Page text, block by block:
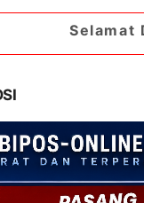
Datang di